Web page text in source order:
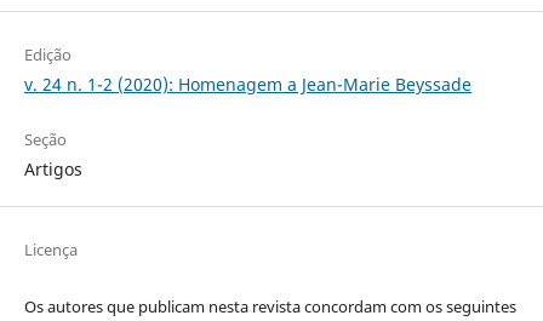
Edição
v. 24 n. 1-2 (2020): Homenagem a Jean-Marie Beyssade
Seção
Artigos
Licença
Os autores que publicam nesta revista concordam com os seguintes